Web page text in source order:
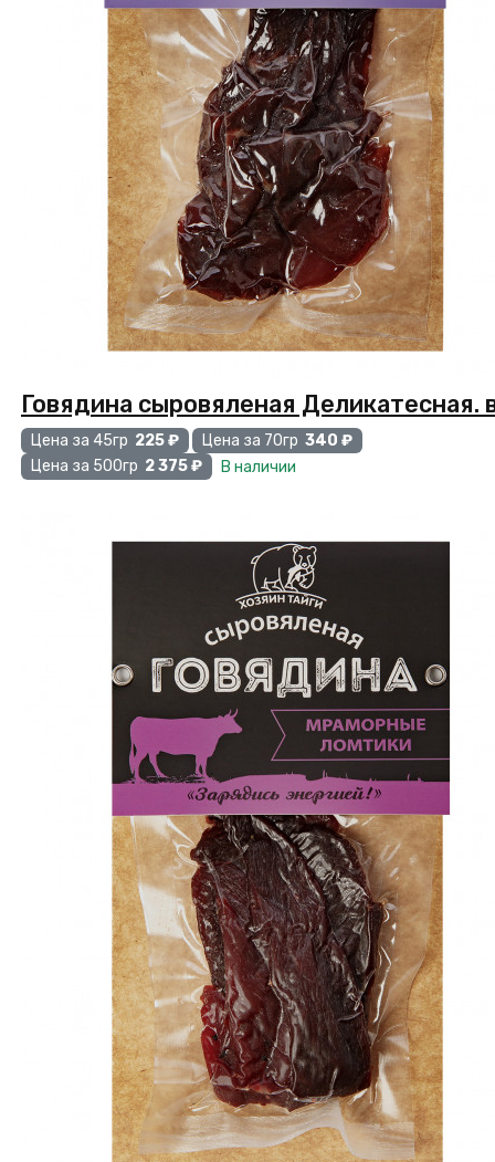
Говядина сыровяленая Деликатесная.
Цена за 45гр 225 ₽ Цена за 70гр340 ₽
Цена за 500гр 2 375 ₽ В наличии